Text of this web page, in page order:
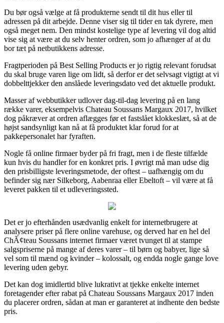
Du bør også vælge at få produkterne sendt til dit hus eller til
adressen på dit arbejde. Denne viser sig til tider en tak dyrere, men
også meget nem. Den mindst kostelige type af levering vil dog altid
vise sig at være at du selv henter ordren, som jo afhænger af at du
bor tæt på netbutikkens adresse.
Fragtperioden på Best Selling Products er jo rigtig relevant forudsat
du skal bruge varen lige om lidt, så derfor er det selvsagt vigtigt at vi
dobbelttjekker den anslåede leveringsdato ved det aktuelle produkt.
Masser af webbutikker udlover dag-til-dag levering på en lang
række varer, eksempelvis Chateau Soussans Margaux 2017, hvilket
dog påkræver at ordren aflægges før et fastslået klokkeslæt, så at de
højst sandsynligt kan nå at få produktet klar forud for at
pakkepersonalet har fyraften.
Nogle få online firmaer byder på fri fragt, men i de fleste tilfælde
kun hvis du handler for en konkret pris. I øvrigt må man udse dig
den prisbilligste leveringsmetode, der oftest – uafhængig om du
befinder sig nær Silkeborg, Aabenraa eller Ebeltoft – vil være at få
leveret pakken til et udleveringssted.
Det er jo efterhånden usædvanlig enkelt for internetbrugere at
analysere priser på flere online varehuse, og derved har en hel del
ChÃ¢teau Soussans internet firmaer været tvunget til at stampe
salgspriserne på mange af deres varer – til børn og babyer, lige så
vel som til mænd og kvinder – kolossalt, og endda nogle gange love
levering uden gebyr.
Det kan dog imidlertid blive lukrativt at tjekke enkelte internet
foretagender efter rabat på Chateau Soussans Margaux 2017 inden
du placerer ordren, sådan at man er garanteret at indhente den bedste
pris.